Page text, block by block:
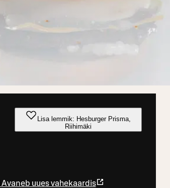
Lisa lemmik: Hesburger Prisma,
Riihimäki
Avaneb uues vahekaardis